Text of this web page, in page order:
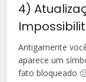
4)
Antigamente
aparece um
fato bloqueado